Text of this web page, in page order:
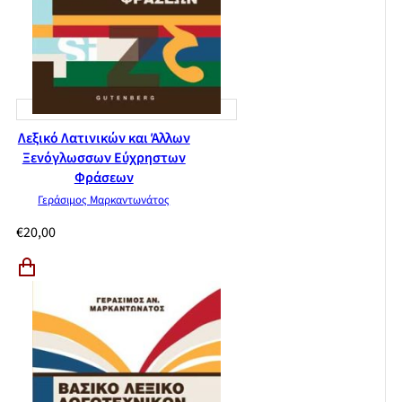
Λεξικό Λατινικών και Άλλων
Ξενόγλωσσων Εύχρηστων
Φράσεων
Γεράσιμος Μαρκαντωνάτος
€20,00